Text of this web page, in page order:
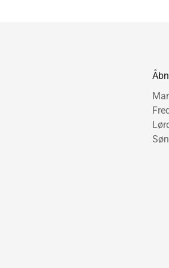
rene linjer og funktionalitet, der
Lyskilde: LED - 15W - 2700-